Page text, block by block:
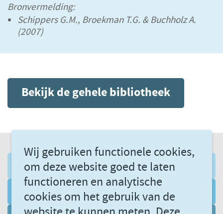
Wij gebruiken functionele cookies,
om deze website goed te laten
functioneren en analytische
cookies om het gebruik van de
Bronvermelding:
Schippers G.M., Broekman T.G. & Buchholz A.
(2007)
Bekijk de gehele bibliotheek
AANMELDEN NIEUWSBRIEF
VOLG ONS VIA LINKEDIN